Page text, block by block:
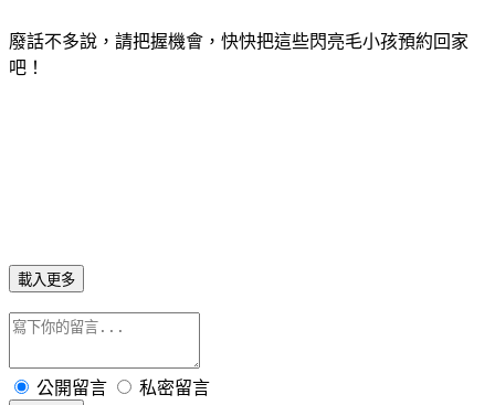
廢話不多說，請把握機會，快快把這些閃亮毛小孩預約回家
吧！
載入更多
公開留言 私密留言